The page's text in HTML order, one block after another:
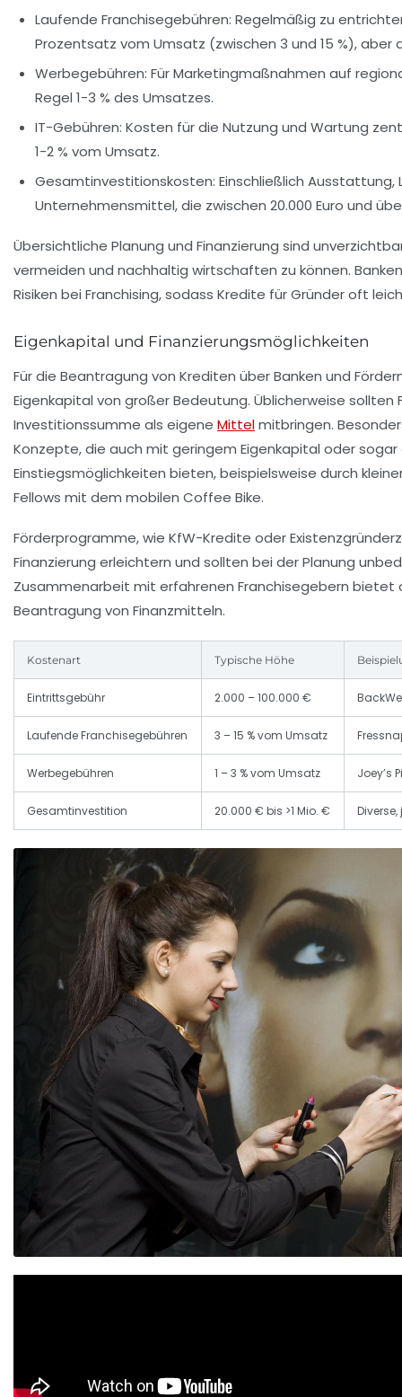
Laufende Franchisegebühren: Regelmäßig zu
Prozentsatz vom Umsatz (zwischen 3 und 15 %),
Werbegebühren: Für Marketingmaßnahmen auf
Regel 1-3 % des Umsatzes.
IT-Gebühren: Kosten für die Nutzung und Wartung
1-2 % vom Umsatz.
Gesamtinvestitionskosten: Einschließlich
Unternehmensmittel, die zwischen 20.000 Euro und
Übersichtliche Planung und Finanzierung sind
vermeiden und nachhaltig wirtschaften zu können.
Risiken bei Franchising, sodass Kredite für Gründer oft
Eigenkapital und Finanzierungsmöglichkeiten
Für die Beantragung von Krediten über Banken und
Eigenkapital von großer Bedeutung. Üblicherweise sollten
Investitionssumme als eigene Mittelmitbringen.
Konzepte, die auch mit geringem Eigenkapital oder sogar
Einstiegsmöglichkeiten bieten, beispielsweise durch
Fellows mit dem mobilen Coffee Bike.
Förderprogramme, wie KfW-Kredite oder
Finanzierung erleichtern und sollten bei der Planung
Zusammenarbeit mit erfahrenen Franchisegebern
Beantragung von Finanzmitteln.
Kostenart Typische Höhe
Eintrittsgebühr 2.000 – 100.000 €
Laufende Franchisegebühren 3 – 15 % vom Umsatz
Werbegebühren 1 – 3 % vom Umsatz Joey’s
Gesamtinvestition 20.000 € bis >1 Mio. €